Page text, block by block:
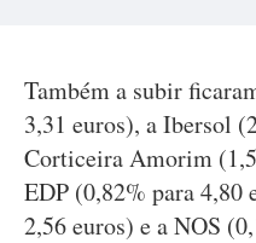
Também a subir
3,31 euros), a Ibersol
Corticeira Amorim
EDP (0,82% para 4,80
2,56 euros) e a NOS